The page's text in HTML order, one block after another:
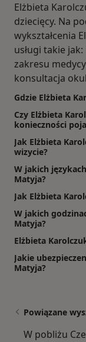
Elżbieta
dziecięcy. Na
wykształcenia
usługi takie
zakresu
konsultacja
Gdzie Elżbieta
Czy Elżbieta
konieczności
Jak Elżbieta
wizycie?
W jakich
Matyja?
Jak Elżbieta
W jakich
Matyja?
Elżbieta
Jakie
Matyja?
Powiązane
W pobliżu